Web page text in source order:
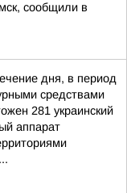
сообщили в
дня, в период
средствами
281 украинский
аппарат